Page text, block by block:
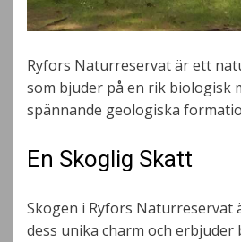
Ryfors Naturreservat är ett
som bjuder på en rik biologisk
spännande geologiska
En Skoglig Skatt
Skogen i Ryfors Naturreservat
dess unika charm och